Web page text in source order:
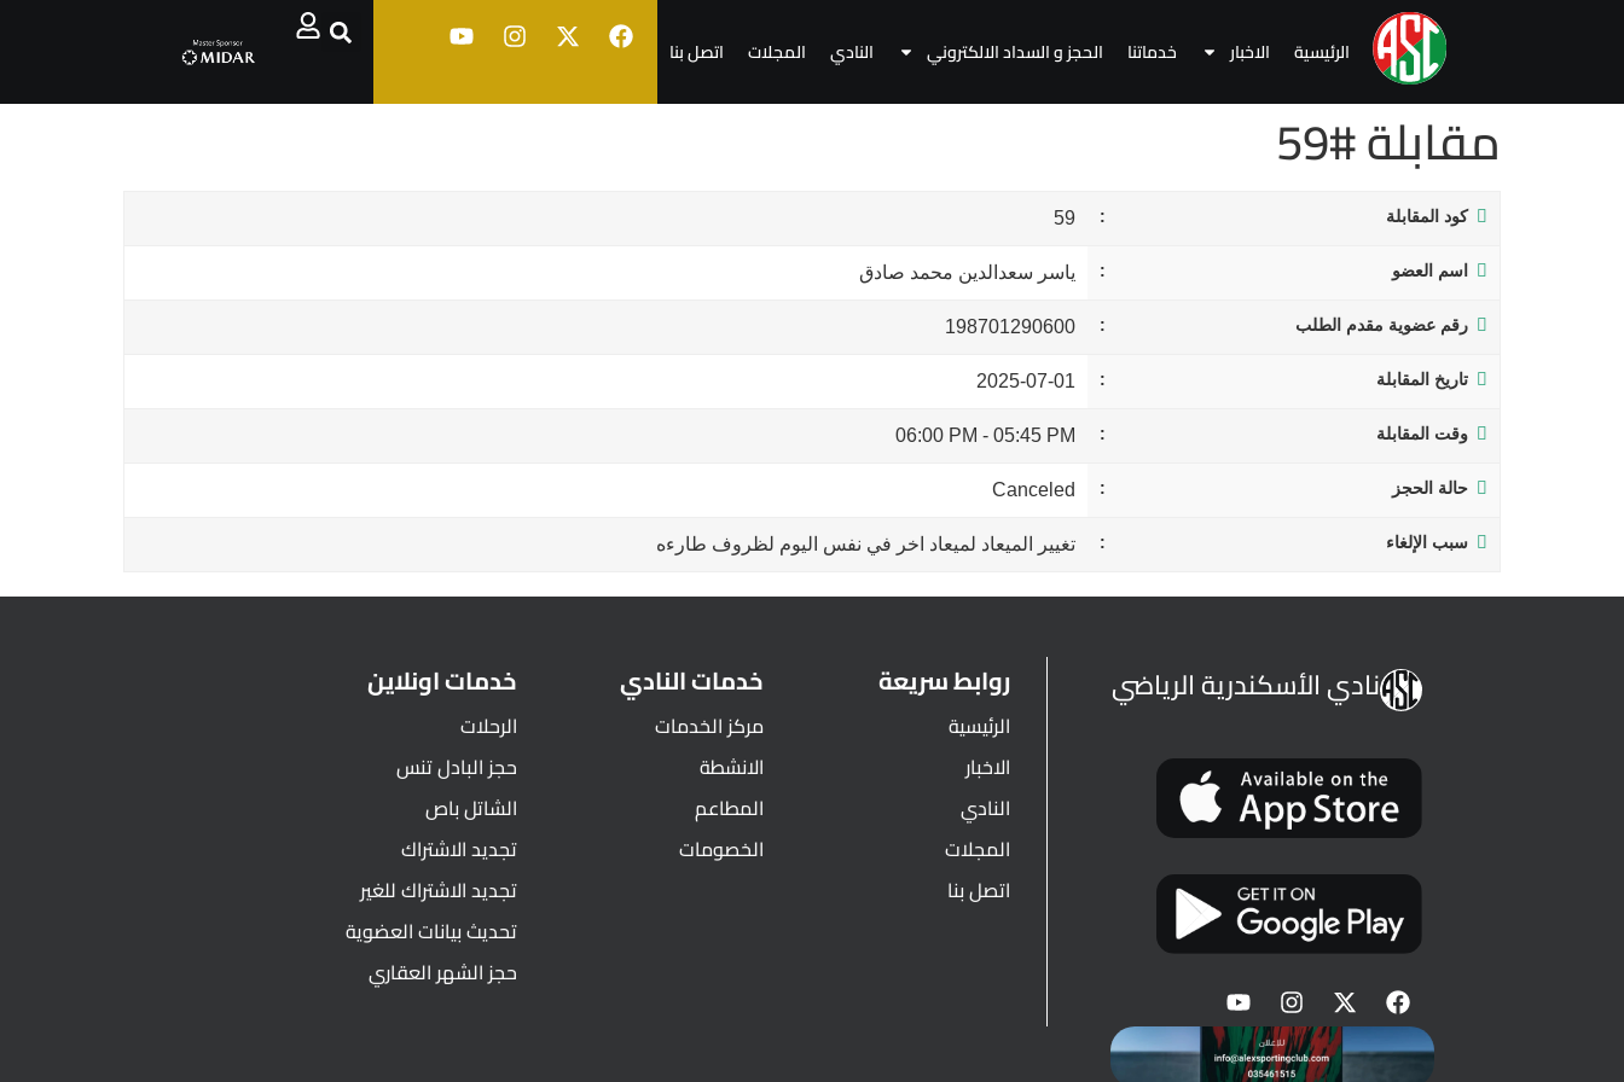
الرئيسية الاخبار خدماتنا الحجز و السداد الالكتروني النادي المجلات اتصل بنا
مقابلة #59
كود المقابلة 59
اسم العضو ياسر سعدالدين محمد صادق
رقم عضوية مقدم الطلب 198701290600
تاريخ المقابلة 2025-07-01
وقت المقابلة 05:45 PM
-
06:00 PM
حالة الحجز Canceled
سبب الإلغاء تغيير الميعاد لميعاد اخر في نفس اليوم لظروف طارءه
نادي الأسكندرية الرياضي روابط سريعة
الرئيسية
الاخبار
النادي
المجلات
اتصل بنا
خدمات النادي
مركز الخدمات
الانشطة
المطاعم
الخصومات
خدمات اونلاين
الرحلات
حجز البادل تنس
الشاتل باص
تجديد الاشتراك
تجديد الاشتراك للغير
تحديث بيانات العضوية
حجز الشهر العقاري